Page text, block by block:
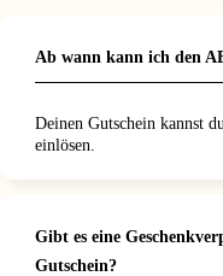
Ab wann kann ich den
Deinen Gutschein kannst
einlösen.
Gibt es eine
Gutschein?